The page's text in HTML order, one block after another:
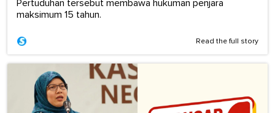
Pertuduhan tersebut membawa hukuman penjara
maksimum 15 tahun.
Read the full story